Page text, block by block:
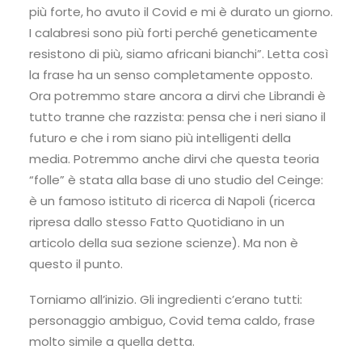
più forte, ho avuto il Covid e mi è durato un giorno.
I calabresi sono più forti perché geneticamente
resistono di più, siamo africani bianchi”. Letta così
la frase ha un senso completamente opposto.
Ora potremmo stare ancora a dirvi che Librandi è
tutto tranne che razzista: pensa che i neri siano il
futuro e che i rom siano più intelligenti della
media. Potremmo anche dirvi che questa teoria
“folle” è stata alla base di uno studio del Ceinge:
è un famoso istituto di ricerca di Napoli (ricerca
ripresa dallo stesso Fatto Quotidiano in un
articolo della sua sezione scienze). Ma non è
questo il punto.
Torniamo all’inizio. Gli ingredienti c’erano tutti:
personaggio ambiguo, Covid tema caldo, frase
molto simile a quella detta.